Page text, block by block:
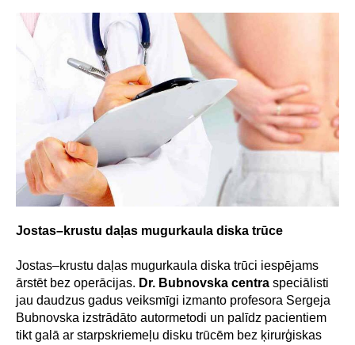
Jostas–krustu daļas mugurkaula diska trūce
Jostas–krustu daļas mugurkaula diska trūci iespējams
ārstēt bez operācijas. Dr. Bubnovska centra speciālisti
jau daudzus gadus veiksmīgi izmanto profesora Sergeja
Bubnovska izstrādāto autormetodi un palīdz pacientiem
tikt galā ar starpskriemeļu disku trūcēm bez ķirurģiskas